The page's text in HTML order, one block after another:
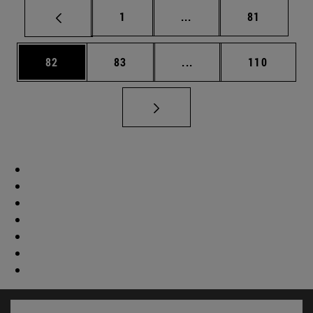
Página
1 ... Páginas intermedias
Página
81
Página
82 Página
83 ... Páginas intermedias
Página
110